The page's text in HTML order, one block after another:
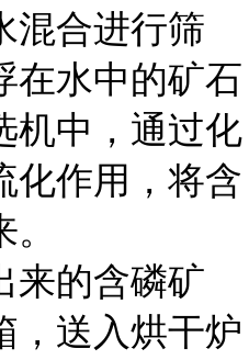
混合进行筛
在水中的矿石
机中，通过化
化作用，将含
来的含磷矿
，送入烘干炉